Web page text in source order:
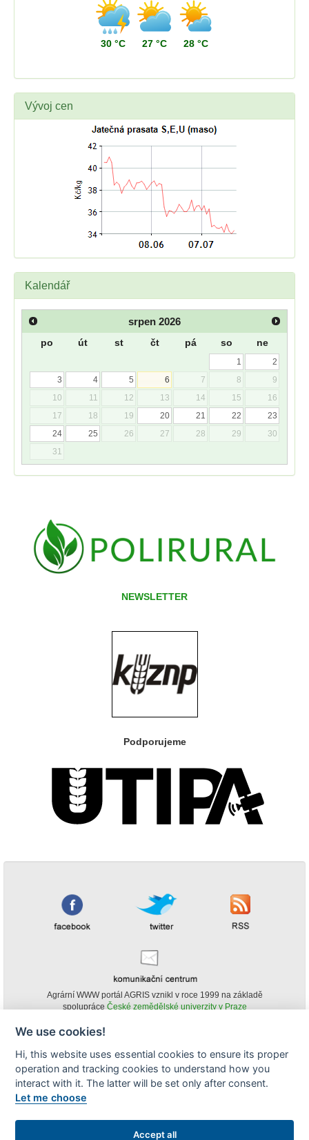
30 °C 27 °C 28 °C
Vývoj cen
Kalendář
srpen 2026
po út st čt pá so ne
1
2
3
4 5 6 7 8
9
10
11 12 13 14 15
16
17
18 19 20 21 22
23
24
25 26 27 28 29
30
31
NEWSLETTER
Podporujeme
Agrární WWW portál AGRIS vznikl v roce 1999 na základě
spolupráce České zemědělské univerzity v Praze
obsahu agrárního WWW portálu AGRIS je možné
(pokud není uvedeno jinak) pouze za podmínky uvedení zdroje v podobě
www.agris.cz a data publikace v AGRISu.
We use cookies!
Hi, this website uses essential cookies to ensure its proper
operation and tracking cookies to understand how you
interact with it. The latter will be set only after consent.
Let me choose
Accept all